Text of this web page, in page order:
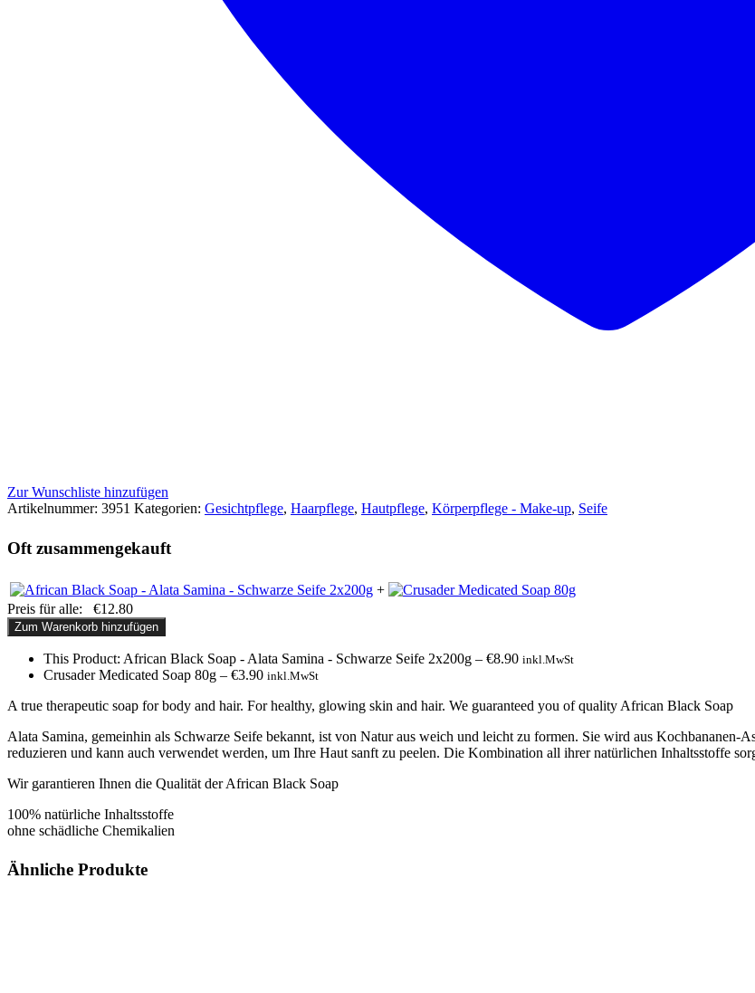
Zur Wunschliste hinzufügen
Artikelnummer: 3951 Kategorien: Gesichtpflege, Haarpflege, Hautpflege, Körperpflege - Make-up, Seife
Oft zusammengekauft
+
Preis für alle:
€12.80
Zum Warenkorb hinzufügen
This Product: African Black Soap - Alata Samina - Schwarze Seife 2x200g – €8.90 inkl.MwSt
Crusader Medicated Soap 80g – €3.90 inkl.MwSt
A true therapeutic soap for body and hair. For healthy, glowing skin and hair. We guaranteed you of quality African Black Soap
Alata Samina, gemeinhin als Schwarze Seife bekannt, ist von Natur aus weich und leicht zu formen. Sie wird aus Kochbananen-
reduzieren und kann auch verwendet werden, um Ihre Haut sanft zu peelen. Die Kombination all ihrer natürlichen Inhaltsstoffe
Wir garantieren Ihnen die Qualität der African Black Soap
100% natürliche Inhaltsstoffe
ohne schädliche Chemikalien
Ähnliche Produkte